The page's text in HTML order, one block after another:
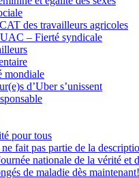
des travailleurs agricoles
– Fierté syndicale
mondiale
d’Uber s’unissent
pour tous
fait pas partie de la
nationale de la vérité
de maladie dès maintenant!